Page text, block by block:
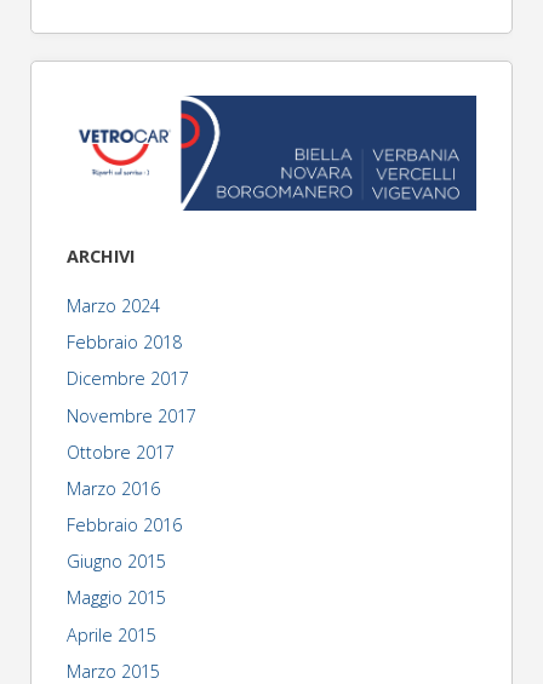
ARCHIVI
Marzo 2024
Febbraio 2018
Dicembre 2017
Novembre 2017
Ottobre 2017
Marzo 2016
Febbraio 2016
Giugno 2015
Maggio 2015
Aprile 2015
Marzo 2015